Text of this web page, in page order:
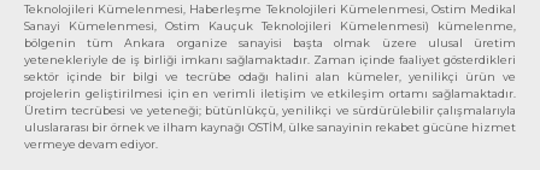
Teknolojileri Kümelenmesi, Haberleşme Teknolojileri Kümelenmesi, Ostim Medikal
Sanayi Kümelenmesi, Ostim Kauçuk Teknolojileri Kümelenmesi) kümelenme,
bölgenin tüm Ankara organize sanayisi başta olmak üzere ulusal üretim
yetenekleriyle de iş birliği imkanı sağlamaktadır. Zaman içinde faaliyet gösterdikleri
sektör içinde bir bilgi ve tecrübe odağı halini alan kümeler, yenilikçi ürün ve
projelerin geliştirilmesi için en verimli iletişim ve etkileşim ortamı sağlamaktadır.
Üretim tecrübesi ve yeteneği; bütünlükçü, yenilikçi ve sürdürülebilir çalışmalarıyla
uluslararası bir örnek ve ilham kaynağı OSTİM, ülke sanayinin rekabet gücüne hizmet
vermeye devam ediyor.